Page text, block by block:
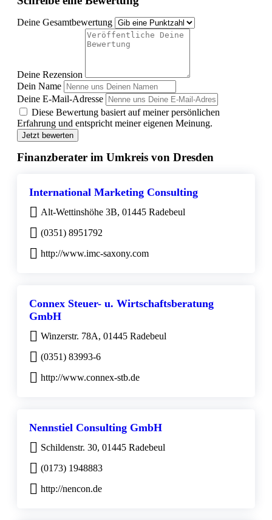
Deine Gesamtbewertung
Deine Rezension
Dein Name
Deine E-Mail-Adresse
Diese Bewertung basiert auf meiner persönlichen
Erfahrung und entspricht meiner eigenen Meinung.
Jetzt bewerten
Finanzberater im Umkreis von Dresden
International Marketing Consulting
Alt-Wettinshöhe 3B, 01445 Radebeul
(0351) 8951792
http://www.imc-saxony.com
Connex Steuer- u. Wirtschaftsberatung
GmbH
Winzerstr. 78A, 01445 Radebeul
(0351) 83993-6
http://www.connex-stb.de
Nennstiel Consulting GmbH
Schildenstr. 30, 01445 Radebeul
(0173) 1948883
http://nencon.de